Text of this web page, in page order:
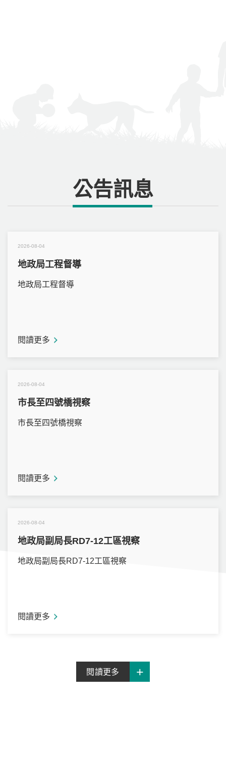
公告訊息
2026-08-04
地政局工程督導
地政局工程督導
閱讀更多
2026-08-04
市長至四號橋視察
市長至四號橋視察
閱讀更多
2026-08-04
地政局副局長RD7-12工區視察
地政局副局長RD7-12工區視察
閱讀更多
閱讀更多